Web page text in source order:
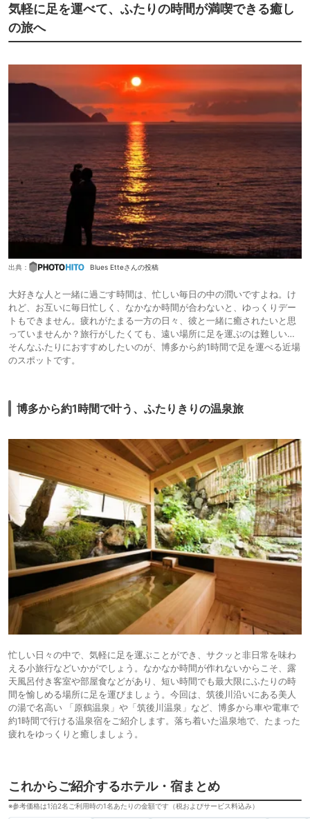
気軽に足を運べて、ふたりの時間が満喫できる癒し
の旅へ
出典： Blues Etteさんの投稿
大好きな人と一緒に過ごす時間は、忙しい毎日の中の潤いですよね。け
れど、お互いに毎日忙しく、なかなか時間が合わないと、ゆっくりデー
トもできません。疲れがたまる一方の日々、彼と一緒に癒されたいと思
っていませんか？旅行がしたくても、遠い場所に足を運ぶのは難しい…
そんなふたりにおすすめしたいのが、博多から約1時間で足を運べる近場
のスポットです。
博多から約1時間で叶う、ふたりきりの温泉旅
忙しい日々の中で、気軽に足を運ぶことができ、サクッと非日常を味わ
える小旅行などいかがでしょう。なかなか時間が作れないからこそ、露
天風呂付き客室や部屋食などがあり、短い時間でも最大限にふたりの時
間を愉しめる場所に足を運びましょう。今回は、筑後川沿いにある美人
の湯で名高い 「原鶴温泉」や「筑後川温泉」など、博多から車や電車で
約1時間で行ける温泉宿をご紹介します。落ち着いた温泉地で、たまった
疲れをゆっくりと癒しましょう。
これからご紹介するホテル・宿まとめ
※参考価格は1泊2名ご利用時の1名あたりの金額です（税およびサービス料込み）